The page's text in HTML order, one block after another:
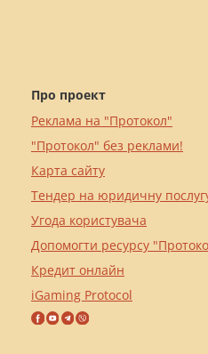
Про проект
Реклама на "Протокол"
"Протокол" без реклами!
Карта сайту
Тендер на юридичну
Угода користувача
Допомогти ресурсу
Кредит онлайн
iGaming Protocol